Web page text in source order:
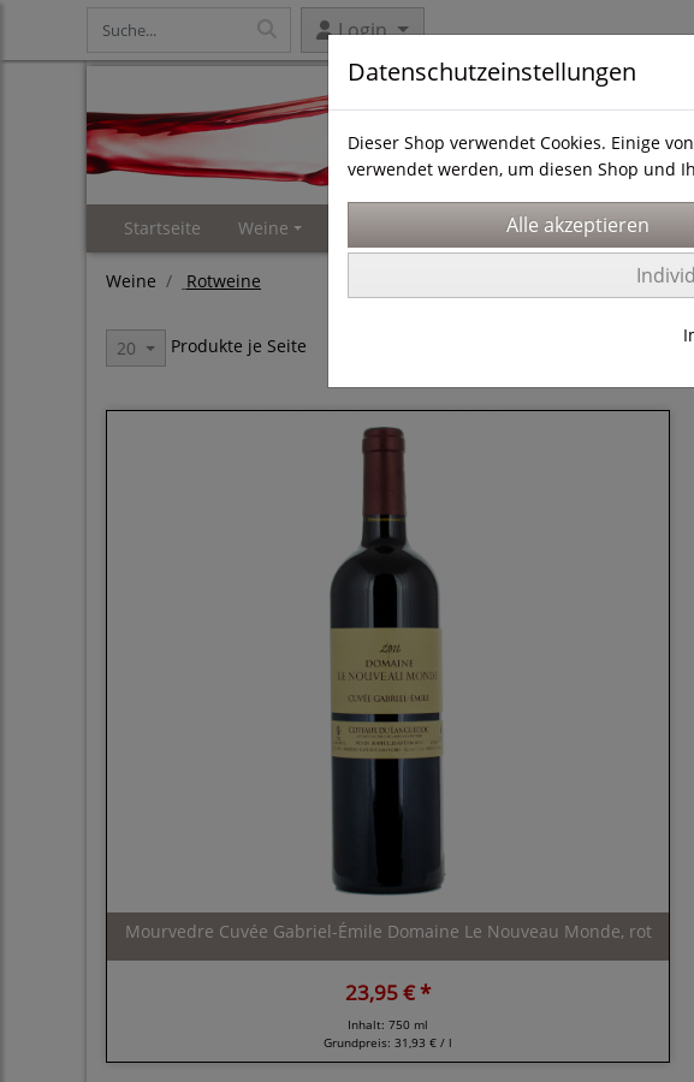
Login
Startseite Weine Events & Service Hier
Weine Rotweine
20 Produkte je Seite
Mourvedre Cuvée Gabriel-Émile Domaine Le Nouveau Monde, rot
23,95 € *
Inhalt: 750 ml
Grundpreis: 31,93 € / l
Datenschutzeinstellungen
Dieser Shop verwendet Cookies. Einige
verwendet werden, um diesen Shop und